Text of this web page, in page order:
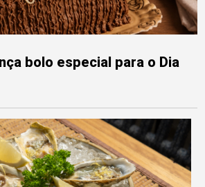
bolo especial para o Dia